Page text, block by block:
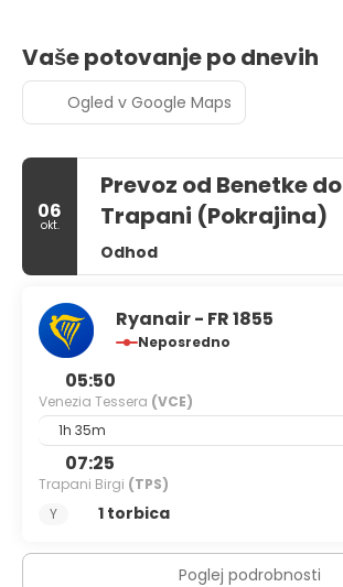
Vaše potovanje po dnevih
Ogled v Google Maps
06
okt.
Prevoz od Benetke do
Trapani (Pokrajina)
Odhod
Ryanair - FR 1855
Neposredno
05:50
Venezia Tessera (VCE)
1h 35m
07:25
Trapani Birgi (TPS)
Y
1 torbica
Poglej podrobnosti